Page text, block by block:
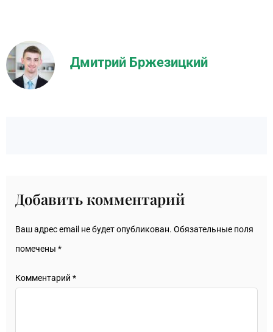
Дмитрий Бржезицкий
Добавить комментарий
Ваш адрес email не будет опубликован. Обязательные поля
помечены *
Комментарий *